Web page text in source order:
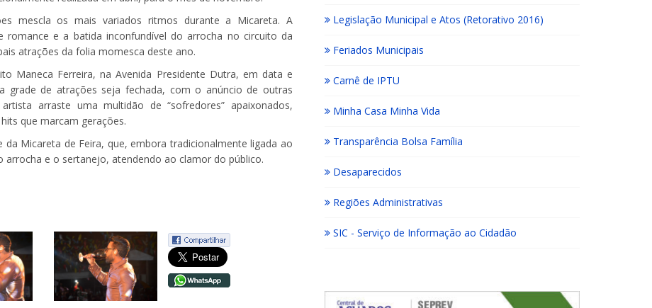
mescla os mais variados ritmos durante a Micareta. A
e a batida inconfundível do arrocha no circuito da
atrações da folia momesca deste ano.
Maneca Ferreira, na Avenida Presidente Dutra, em data e
grade de atrações seja fechada, com o anúncio de outras
arraste uma multidão de “sofredores” apaixonados,
que marcam gerações.
Micareta de Feira, que, embora tradicionalmente ligada ao
arrocha e o sertanejo, atendendo ao clamor do público.
Legislação Municipal e Atos (Retorativo 2016)
Feriados Municipais
Carnê de IPTU
Minha Casa Minha Vida
Transparência Bolsa Família
Desaparecidos
Regiões Administrativas
SIC - Serviço de Informação ao Cidadão